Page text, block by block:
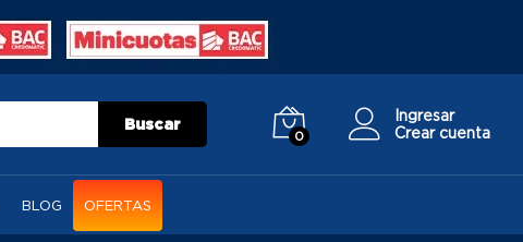
Buscar
0
Ingresar
Crear cuenta
BLOG OFERTAS